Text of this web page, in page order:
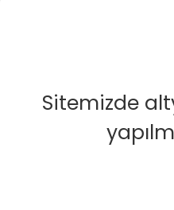
Sitemizde